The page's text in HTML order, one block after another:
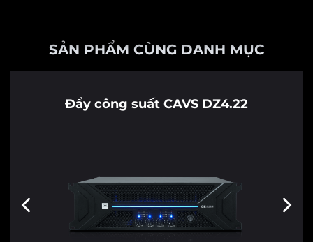
SẢN PHẨM CÙNG DANH MỤC
Đẩy công suất CAVS DZ4.22